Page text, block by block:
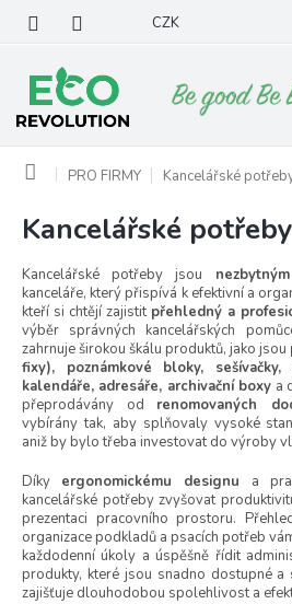
obsah
CZK
Domů PRO FIRMY Kancelářské
Kancelářské potřeby
Kancelářské potřeby jsou
kanceláře, který přispívá k efektivní a
kteří si chtějí zajistit přehledný a
výběr správných kancelářských
zahrnuje širokou škálu produktů, jako jsou
fixy), poznámkové bloky,
kalendáře, adresáře, archivační boxy a
přeprodávány od renomovaných
vybírány tak, aby splňovaly vysoké
aniž by bylo třeba investovat do výroby
Díky ergonomickému designu a
kancelářské potřeby zvyšovat
prezentaci pracovního prostoru.
organizace podkladů a psacích potřeb
každodenní úkoly a úspěšně řídit
produkty, které jsou snadno dostupné a
zajišťuje dlouhodobou spolehlivost a